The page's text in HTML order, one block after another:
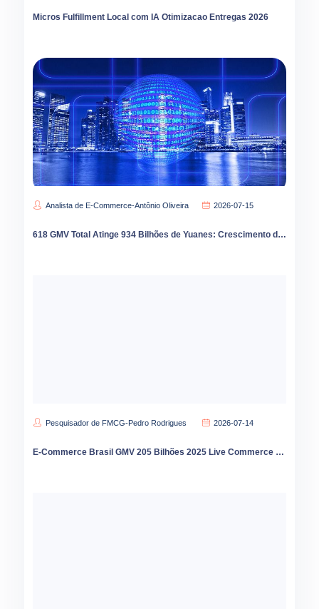
Micros Fulfillment Local com IA Otimizacao Entregas 2026
Analista de E-Commerce-Antônio Oliveira 2026-07-15
618 GMV Total Atinge 934 Bilhões de Yuanes: Crescimento de 112% do Varejo Instantâneo Redesenha E-Commerce
Pesquisador de FMCG-Pedro Rodrigues 2026-07-14
E-Commerce Brasil GMV 205 Bilhões 2025 Live Commerce 45 Percent Crescimento TikTok Shop